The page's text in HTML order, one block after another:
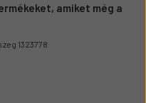
amiket még a
1323778